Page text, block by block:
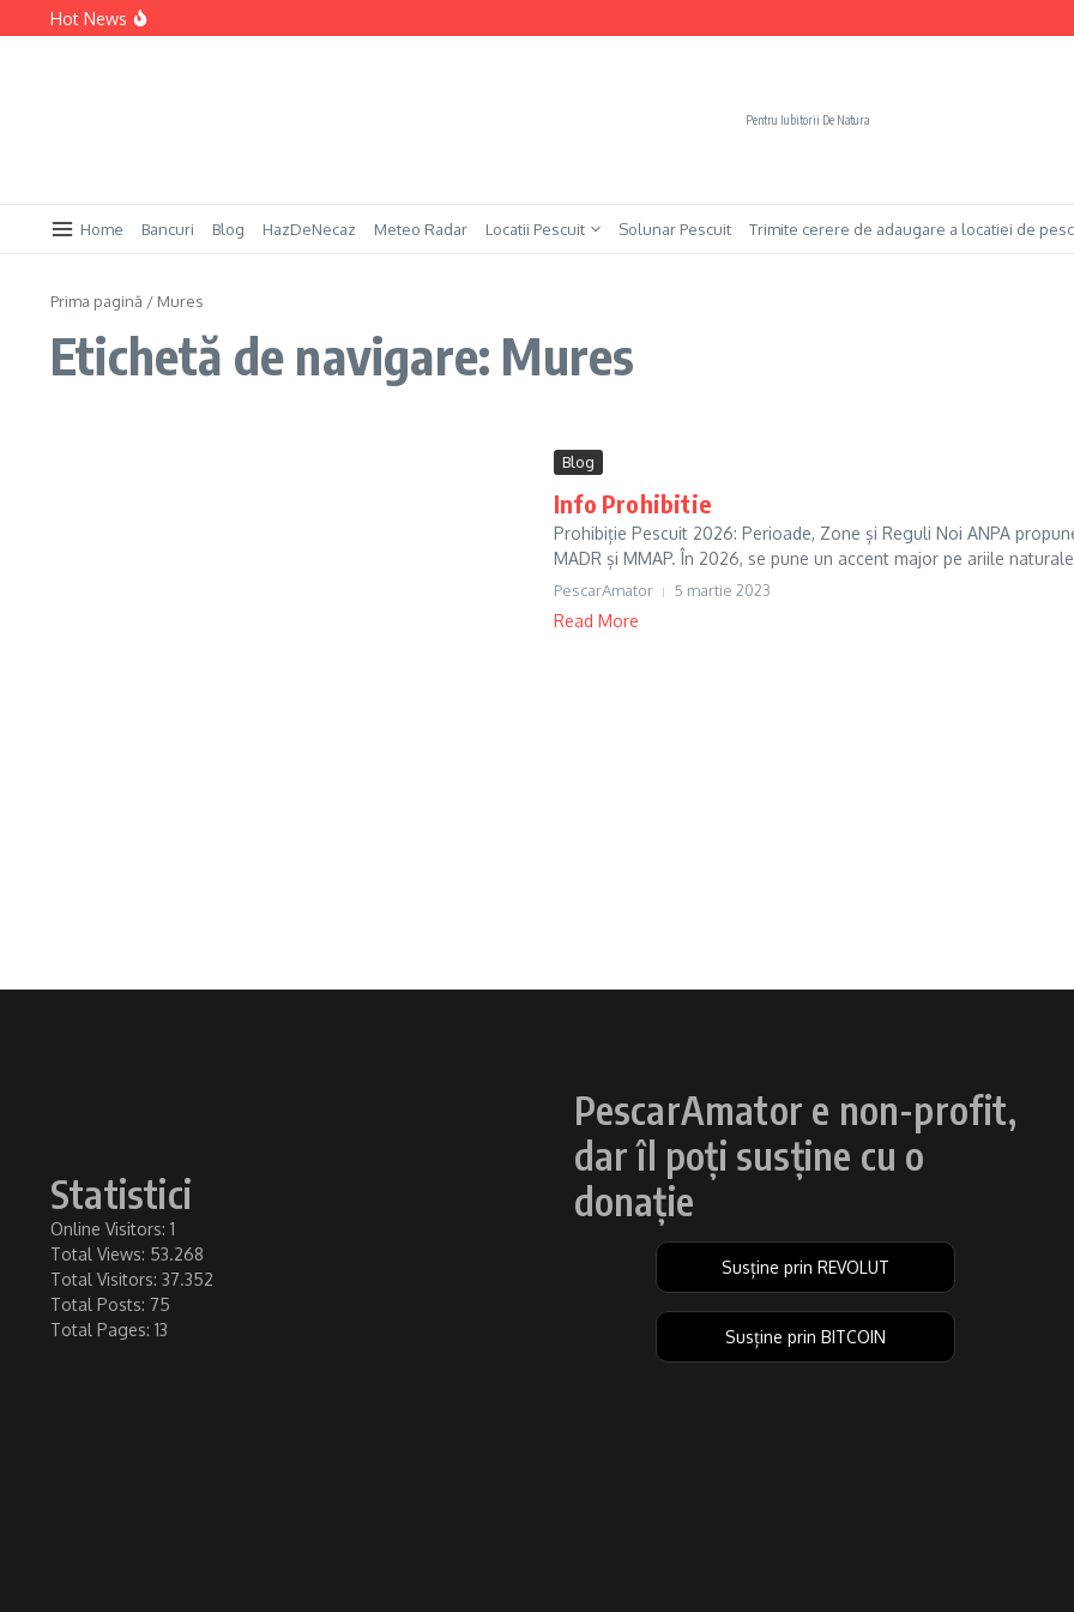
Sari la conținut
Hot News
Permis Pescuit Anglia
Pentru Iubitorii De Natura
Home Bancuri Blog HazDeNecaz Meteo Radar Locatii Pescuit Solunar Pescuit Trimite cerere de adaugare a locatiei de
Prima pagină / Mures
Etichetă de navigare: Mures
Blog
Info Prohibitie
Prohibiție Pescuit 2026: Perioade, Zone și Reguli Noi ANPA
MADR și MMAP. În 2026, se pune un accent major pe ariile
PescarAmator 5 martie 2023
Read More
Statistici
Online Visitors: 1
Total Views: 53.268
Total Visitors: 37.352
Total Posts: 75
Total Pages: 13
PescarAmator e non-profit,
dar îl poți susține cu o
donație
Susține prin REVOLUT
Susține prin BITCOIN